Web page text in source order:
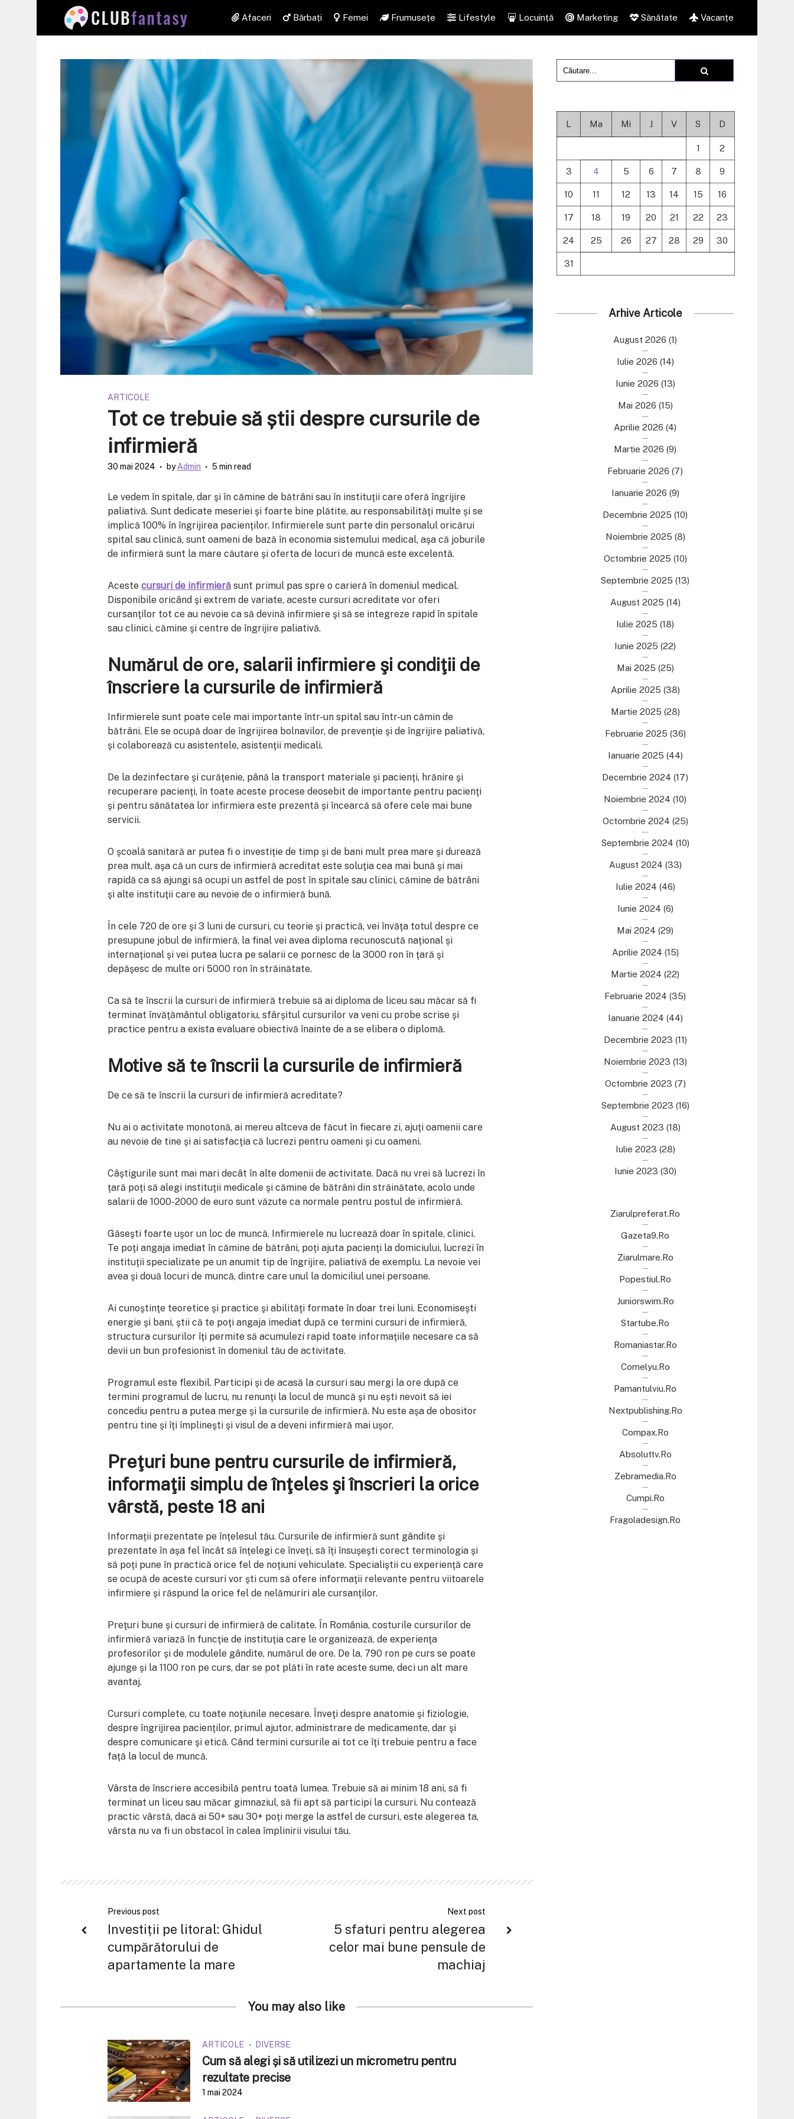
Afaceri Bărbați Femei Frumusețe Lifestyle Locuință Marketing Sănătate Vacanțe
ARTICOLE
Tot ce trebuie să știi despre cursurile de
infirmieră
30 mai 2024 byAdmin 5 min read
Le vedem în spitale, dar şi în cămine de bătrâni sau în instituţii care oferă îngrijire
paliativă. Sunt dedicate meseriei şi foarte bine plătite, au responsabilităţi multe şi se
implică 100% în îngrijirea pacienţilor. Infirmierele sunt parte din personalul oricărui
spital sau clinică, sunt oameni de bază în economia sistemului medical, aşa că joburile
de infirmieră sunt la mare căutare şi oferta de locuri de muncă este excelentă.
Aceste cursuri de infirmieră sunt primul pas spre o carieră în domeniul medical.
Disponibile oricând şi extrem de variate, aceste cursuri acreditate vor oferi
cursanţilor tot ce au nevoie ca să devină infirmiere şi să se integreze rapid în spitale
sau clinici, cămine şi centre de îngrijire paliativă.
Numărul de ore, salarii infirmiere şi condiţii de
înscriere la cursurile de infirmieră
Infirmierele sunt poate cele mai importante într-un spital sau într-un cămin de
bătrâni. Ele se ocupă doar de îngrijirea bolnavilor, de prevenţie şi de îngrijire paliativă,
şi colaborează cu asistentele, asistenţii medicali.
De la dezinfectare şi curăţenie, până la transport materiale şi pacienţi, hrănire şi
recuperare pacienţi, în toate aceste procese deosebit de importante pentru pacienţi
şi pentru sănătatea lor infirmiera este prezentă şi încearcă să ofere cele mai bune
servicii.
O şcoală sanitară ar putea fi o investiţie de timp şi de bani mult prea mare şi durează
prea mult, aşa că un curs de infirmieră acreditat este soluţia cea mai bună şi mai
rapidă ca să ajungi să ocupi un astfel de post în spitale sau clinici, cămine de bătrâni
şi alte instituţii care au nevoie de o infirmieră bună.
În cele 720 de ore şi 3 luni de cursuri, cu teorie şi practică, vei învăţa totul despre ce
presupune jobul de infirmieră, la final vei avea diploma recunoscută naţional şi
internaţional şi vei putea lucra pe salarii ce pornesc de la 3000 ron în ţară şi
depăşesc de multe ori 5000 ron în străinătate.
Ca să te înscrii la cursuri de infirmieră trebuie să ai diploma de liceu sau măcar să fi
terminat învăţământul obligatoriu, sfârşitul cursurilor va veni cu probe scrise şi
practice pentru a exista evaluare obiectivă înainte de a se elibera o diplomă.
Motive să te înscrii la cursurile de infirmieră
De ce să te înscrii la cursuri de infirmieră acreditate?
Nu ai o activitate monotonă, ai mereu altceva de făcut în fiecare zi, ajuţi oamenii care
au nevoie de tine şi ai satisfacţia că lucrezi pentru oameni şi cu oameni.
Câştigurile sunt mai mari decât în alte domenii de activitate. Dacă nu vrei să lucrezi în
ţară poţi să alegi instituţii medicale şi cămine de bătrâni din străinătate, acolo unde
salarii de 1000-2000 de euro sunt văzute ca normale pentru postul de infirmieră.
Găseşti foarte uşor un loc de muncă. Infirmierele nu lucrează doar în spitale, clinici.
Te poţi angaja imediat în cămine de bătrâni, poţi ajuta pacienţi la domiciului, lucrezi în
instituţii specializate pe un anumit tip de îngrijire, paliativă de exemplu. La nevoie vei
avea şi două locuri de muncă, dintre care unul la domiciliul unei persoane.
Ai cunoştinţe teoretice şi practice şi abilităţi formate în doar trei luni. Economiseşti
energie şi bani, ştii că te poţi angaja imediat după ce termini cursuri de infirmieră,
structura cursurilor îţi permite să acumulezi rapid toate informaţiile necesare ca să
devii un bun profesionist în domeniul tău de activitate.
Programul este flexibil. Participi şi de acasă la cursuri sau mergi la ore după ce
termini programul de lucru, nu renunţi la locul de muncă şi nu eşti nevoit să iei
concediu pentru a putea merge şi la cursurile de infirmieră. Nu este aşa de obositor
pentru tine şi îţi împlineşti şi visul de a deveni infirmieră mai uşor.
Preţuri bune pentru cursurile de infirmieră,
informaţii simplu de înţeles şi înscrieri la orice
vârstă, peste 18 ani
Informaţii prezentate pe înţelesul tău. Cursurile de infirmieră sunt gândite şi
prezentate în aşa fel încât să înţelegi ce înveţi, să îţi însuşeşti corect terminologia şi
să poţi pune în practică orice fel de noţiuni vehiculate. Specialiştii cu experienţă care
se ocupă de aceste cursuri vor şti cum să ofere informaţii relevante pentru viitoarele
infirmiere şi răspund la orice fel de nelămuriri ale cursanţilor.
Preţuri bune şi cursuri de infirmieră de calitate. În România, costurile cursurilor de
infirmieră variază în funcţie de instituţia care le organizează, de experienţa
profesorilor şi de modulele gândite, numărul de ore. De la, 790 ron pe curs se poate
ajunge şi la 1100 ron pe curs, dar se pot plăti în rate aceste sume, deci un alt mare
avantaj.
Cursuri complete, cu toate noţiunile necesare. Înveţi despre anatomie şi fiziologie,
despre îngrijirea pacienţilor, primul ajutor, administrare de medicamente, dar şi
despre comunicare şi etică. Când termini cursurile ai tot ce îţi trebuie pentru a face
faţă la locul de muncă.
Vârsta de înscriere accesibilă pentru toată lumea. Trebuie să ai minim 18 ani, să fi
terminat un liceu sau măcar gimnaziul, să fii apt să participi la cursuri. Nu contează
practic vârstă, dacă ai 50+ sau 30+ poţi merge la astfel de cursuri, este alegerea ta,
vârsta nu va fi un obstacol în calea împlinirii visului tău.
Previous post
Investiții pe litoral: Ghidul
cumpărătorului de
apartamente la mare
Next post
5 sfaturi pentru alegerea
celor mai bune pensule de
machiaj
You may also like
ARTICOLE DIVERSE
Cum să alegi și să utilizezi un micrometru pentru
rezultate precise
1 mai 2024
L Ma Mi J V S D
1 2
3 4 5 6 7 8 9
10 11 12 13 14 15 16
17 18 19 20 21 22 23
24 25 26 27 28 29 30
31
Arhive Articole
August 2026 (1)
Iulie 2026 (14)
Iunie 2026 (13)
Mai 2026 (15)
Aprilie 2026 (4)
Martie 2026 (9)
Februarie 2026 (7)
Ianuarie 2026 (9)
Decembrie 2025 (10)
Noiembrie 2025 (8)
Octombrie 2025 (10)
Septembrie 2025 (13)
August 2025 (14)
Iulie 2025 (18)
Iunie 2025 (22)
Mai 2025 (25)
Aprilie 2025 (38)
Martie 2025 (28)
Februarie 2025 (36)
Ianuarie 2025 (44)
Decembrie 2024 (17)
Noiembrie 2024 (10)
Octombrie 2024 (25)
Septembrie 2024 (10)
August 2024 (33)
Iulie 2024 (46)
Iunie 2024 (6)
Mai 2024 (29)
Aprilie 2024 (15)
Martie 2024 (22)
Februarie 2024 (35)
Ianuarie 2024 (44)
Decembrie 2023 (11)
Noiembrie 2023 (13)
Octombrie 2023 (7)
Septembrie 2023 (16)
August 2023 (18)
Iulie 2023 (28)
Iunie 2023 (30)
Ziarulpreferat.ro
Gazeta9.ro
Ziarulmare.ro
Popestiul.ro
Juniorswim.ro
Startube.ro
Romaniastar.ro
Cornelyu.ro
Pamantulviu.ro
Nextpublishing.ro
Compax.ro
Absoluttv.ro
Zebramedia.ro
Cumpi.ro
Fragoladesign.ro